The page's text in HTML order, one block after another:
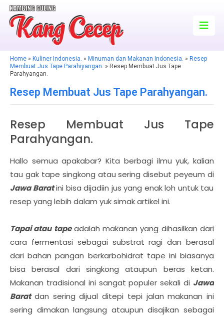
Home » Kuliner Indonesia. » Minuman dan Makanan Indonesia. » Resep
Membuat Jus Tape Parahiyangan. » Resep Membuat Jus Tape
Parahyangan.
Resep Membuat Jus Tape Parahyangan.
Resep Membuat Jus Tape
Parahyangan.
Hallo semua apakabar? Kita berbagi ilmu yuk, kalian
tau gak tape singkong atau sering disebut peyeum di
Jawa Baratini bisa dijadiin jus yang enak loh untuk tau
resep yang lebih dalam yuk simak artikel ini.
Tapai atau tapeadalah makanan yang dihasilkan dari
cara fermentasi sebagai substrat ragi dan berasal
dari bahan pangan berkarbohidrat tape ini biasanya
bisa berasal dari singkong ataupun beras ketan.
Makanan tradisional ini sangat populer sekali di Jawa
Barat dan sering dijual ditepi tepi jalan makanan ini
sering dimakan langsung ataupun disajikan sebagai